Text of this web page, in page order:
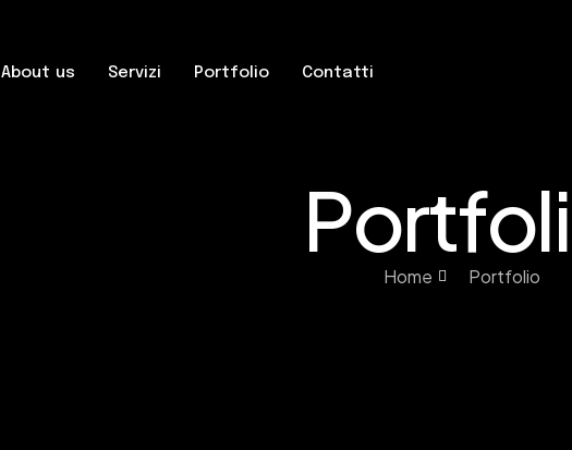
About us Servizi Portfolio Contatti
Home Portfolio